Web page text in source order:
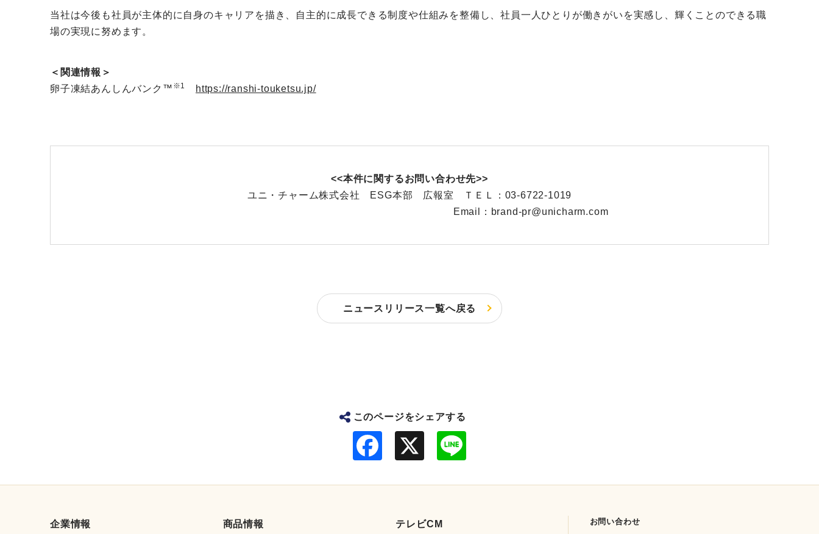
当社は今後も社員が主体的に自身のキャリアを描き、自主的に成長できる制度や仕組みを整備し、社員一人ひとりが働きがいを実感し、輝くことのできる職
場の実現に努めます。
＜関連情報＞
卵子凍結あんしんバンク™ ※1 https://ranshi-touketsu.jp/
<<本件に関するお問い合わせ先>>
ユニ・チャーム株式会社 ESG本部 広報室 ＴＥＬ：03-6722-1019
Email： brand-pr@unicharm.com
ニュースリリース一覧へ戻る
このページをシェアする
企業情報 商品情報 テレビCM お問い合わせ